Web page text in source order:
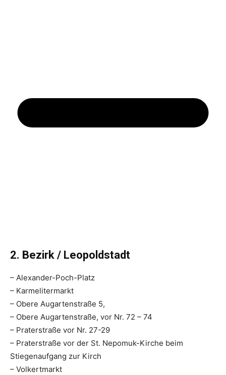
2. Bezirk / Leopoldstadt
– Alexander-Poch-Platz
– Karmelitermarkt
– Obere Augartenstraße 5,
– Obere Augartenstraße, vor Nr. 72 – 74
– Praterstraße vor Nr. 27-29
– Praterstraße vor der St. Nepomuk-Kirche beim
Stiegenaufgang zur Kirch
– Volkertmarkt